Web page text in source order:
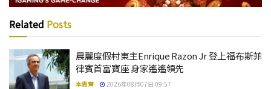
Related Posts
晨麗度假村東主Enrique Razon Jr 登上福布斯菲
律賓首富寶座 身家遙遙領先
本思齊 2026年08月07日 09:57